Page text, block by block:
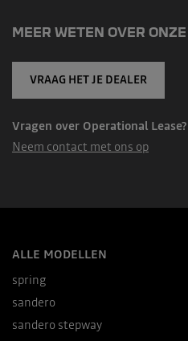
MEER WETEN OVER
VRAAG HET JE DEALER
Vragen over Operational Lease?
Neem contact met ons op
ALLE MODELLEN
spring
sandero
sandero stepway